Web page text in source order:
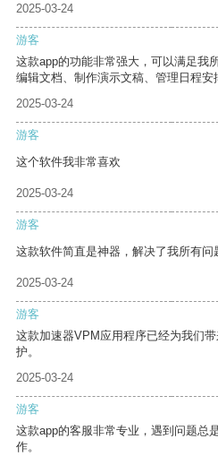
2025-03-24
游客
这款app的功能非常强大，可以满足我
编辑文档、制作演示文稿、管理日程安
2025-03-24
游客
这个软件我非常喜欢
2025-03-24
游客
这款软件简直是神器，解决了我所有问
2025-03-24
游客
这款加速器VPM应用程序已经为我们
护。
2025-03-24
游客
这款app的客服非常专业，遇到问题总
作。